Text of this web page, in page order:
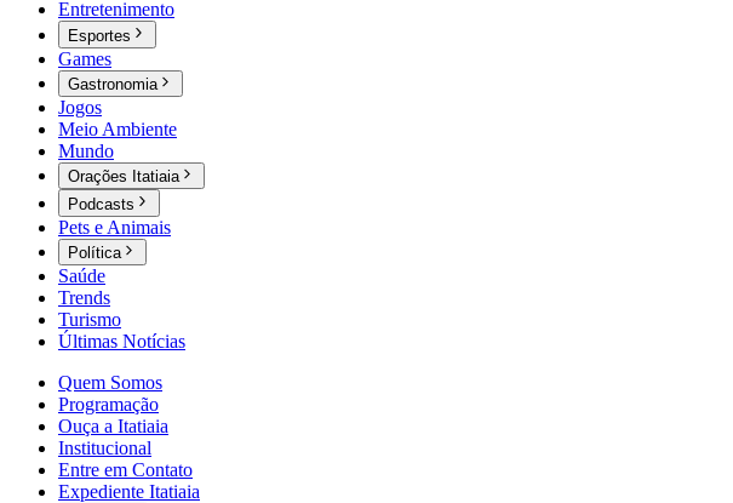
Entretenimento
Esportes
Games
Gastronomia
Jogos
Meio Ambiente
Mundo
Orações Itatiaia
Podcasts
Pets e Animais
Política
Saúde
Trends
Turismo
Últimas Notícias
Quem Somos
Programação
Ouça a Itatiaia
Institucional
Entre em Contato
Expediente Itatiaia